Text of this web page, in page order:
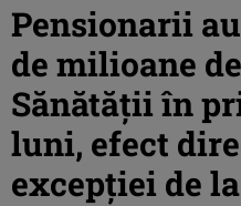
Pensionarii
de milioane
Sănătăţii în
luni, efect
excepţiei de